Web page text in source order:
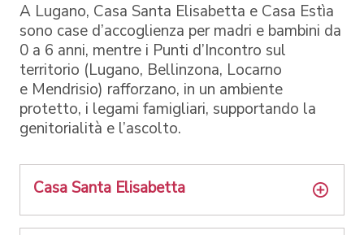
A Lugano, Casa Santa Elisabetta e Casa Estìa
sono case d’accoglienza per madri e bambini da
0 a 6 anni, mentre i Punti d’Incontro sul
territorio (Lugano, Bellinzona, Locarno
e Mendrisio) rafforzano, in un ambiente
protetto, i legami famigliari, supportando la
genitorialità e l’ascolto.
Casa Santa Elisabetta